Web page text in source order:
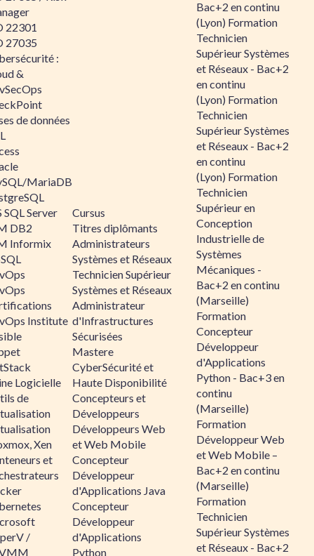
22301
27035
:
&
de données
MariaDB
SQL Server
DB2
Informix
Institute
Logicielle
de
Xen
et
/
Cursus
Titres diplômants
Administrateurs
Systèmes et Réseaux
Technicien Supérieur
Systèmes et Réseaux
Administrateur
d'Infrastructures
Sécurisées
Mastere
CyberSécurité et
Haute Disponibilité
Concepteurs et
Développeurs
Développeurs Web
et Web Mobile
Concepteur
Développeur
d'Applications Java
Concepteur
Développeur
d'Applications
Python
Bac+2 en continu
(Lyon) Formation
Technicien
Supérieur Systèmes
et Réseaux - Bac+2
en continu
(Lyon) Formation
Technicien
Supérieur Systèmes
et Réseaux - Bac+2
en continu
(Lyon) Formation
Technicien
Supérieur en
Conception
Industrielle de
Systèmes
Mécaniques -
Bac+2 en continu
(Marseille)
Formation
Concepteur
Développeur
d'Applications
Python - Bac+3 en
continu
(Marseille)
Formation
Développeur Web
et Web Mobile –
Bac+2 en continu
(Marseille)
Formation
Technicien
Supérieur Systèmes
et Réseaux - Bac+2